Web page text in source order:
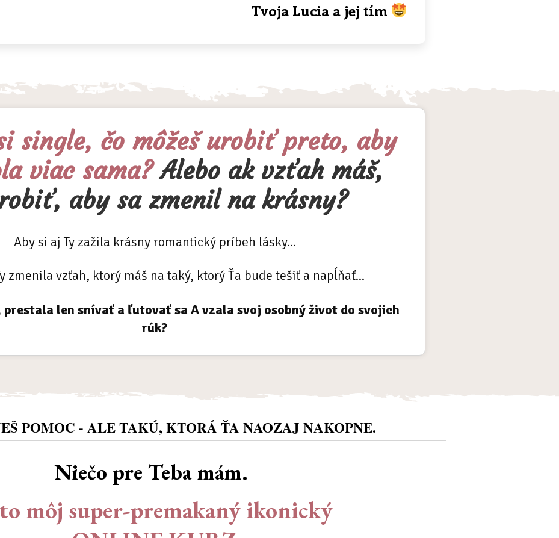
Tvoja Lucia a jej tím
single, čo môžeš urobiť preto, aby
viac sama?Alebo ak vzťah máš,
aby sa zmenil na krásny?
Aby si aj Ty zažila krásny romantický príbeh lásky...
zmenila vzťah, ktorý máš na taký, ktorý Ťa bude tešiť a napĺňať...
prestala len snívať a ľutovať sa A vzala svoj osobnýživot do svojich
rúk?
POMOC - ALE TAKÚ, KTORÁ ŤA NAOZAJ NAKOPNE.
Niečo pre Teba mám.
to môj super-premakaný ikonický